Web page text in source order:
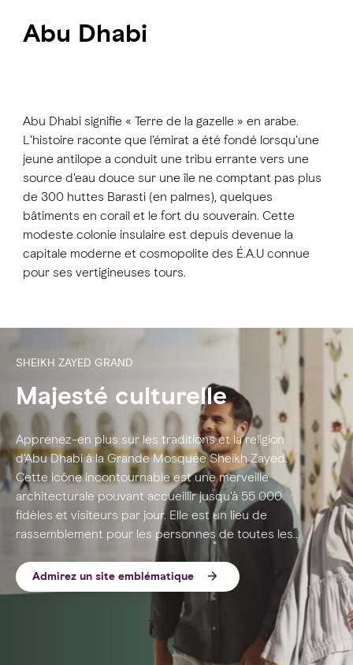
Abu Dhabi
Abu Dhabi signifie « Terre de la gazelle » en arabe.
L'histoire raconte que l'émirat a été fondé lorsqu'une
jeune antilope a conduit une tribu errante vers une
source d'eau douce sur une île ne comptant pas plus
de 300 huttes Barasti (en palmes), quelques
bâtiments en corail et le fort du souverain. Cette
modeste colonie insulaire est depuis devenue la
capitale moderne et cosmopolite des É.A.U connue
pour ses vertigineuses tours.
SHEIKH ZAYED GRAND
Majesté culturelle
Apprenez-en plus sur les traditions et la religion
d’Abu Dhabi à la Grande Mosquée Sheikh Zayed.
Cette icône incontournable est une merveille
architecturale pouvant accueillir jusqu'à 55 000
fidèles et visiteurs par jour. Elle est un lieu de
rassemblement pour les personnes de toutes les
Admirez un site emblématique